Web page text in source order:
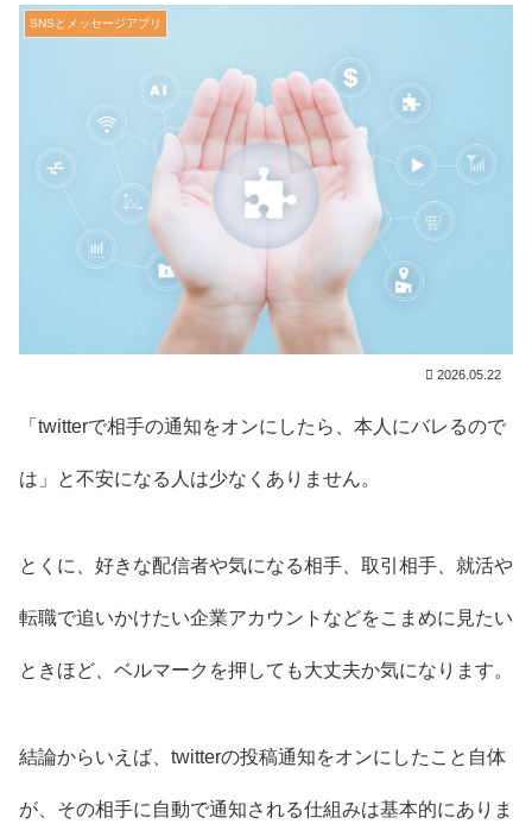
SNSとメッセージアプリ
2026.05.22
「twitterで相手の通知をオンにしたら、本人にバレるので
は」と不安になる人は少なくありません。
とくに、好きな配信者や気になる相手、取引相手、就活や
転職で追いかけたい企業アカウントなどをこまめに見たい
ときほど、ベルマークを押しても大丈夫か気になります。
結論からいえば、twitterの投稿通知をオンにしたこと自体
が、その相手に自動で通知される仕組みは基本的にありま